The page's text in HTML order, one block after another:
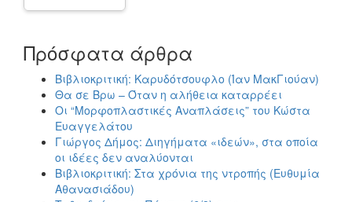
Πρόσφατα άρθρα
Βιβλιοκριτική: Καρυδότσουφλο (Ίαν ΜακΓιούαν)
Θα σε Βρω – Όταν η αλήθεια καταρρέει
Οι “Μορφοπλαστικές Αναπλάσεις” του Κώστα
Ευαγγελάτου
Γιώργος Δήμος: Διηγήματα «ιδεών», στα οποία
οι ιδέες δεν αναλύονται
Βιβλιοκριτική: Στα χρόνια της ντροπής (Ευθυμία
Αθανασιάδου)